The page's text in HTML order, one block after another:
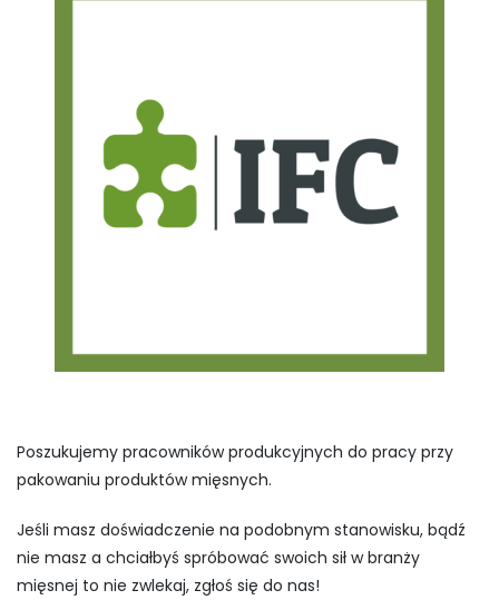
Poszukujemy pracowników produkcyjnych do pracy przy
pakowaniu produktów mięsnych.
Jeśli masz doświadczenie na podobnym stanowisku, bądź
nie masz a chciałbyś spróbować swoich sił w branży
mięsnej to nie zwlekaj, zgłoś się do nas!